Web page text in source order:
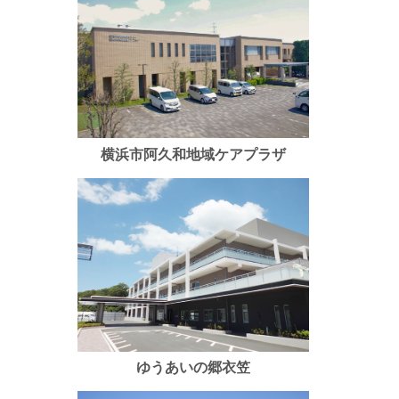
横浜市阿久和地域ケアプラザ
ゆうあいの郷衣笠